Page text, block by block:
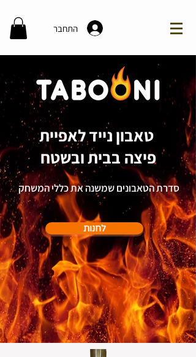
התחבר
טאבון נייד לאפיית
פיצה בבית ובשטח
סדרת הטאבונים שמשנה את כללי המשחק
לחנות